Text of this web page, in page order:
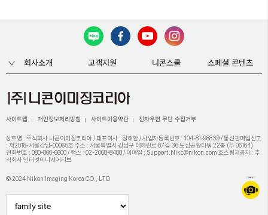
회사소개 고객지원 니콘스쿨 스페셜 콘텐츠
사이트맵 개인정보처리방침 사이트이용약관 전자우편 무단 수집거부
상호명 : 주식회사 니콘이미징코리아 / 대표이사 : 정해환 / 사업자등록번호 : 104-81-98839 / 통신판매업신고
: 제2018-서울강남-00065호 주소 : 서울특별시 강남구 테헤란로 87길 36 도심공항타워 22층 (우 06164)
전화번호 : 080-800-6600 / 팩스 : 02-2068-8488 / 이메일 : Support.Nikc@nikon.com 호스팅제공자 : 주
식회사 인터넷이니시어티브
© 2024 Nikon Imaging Korea CO., LTD